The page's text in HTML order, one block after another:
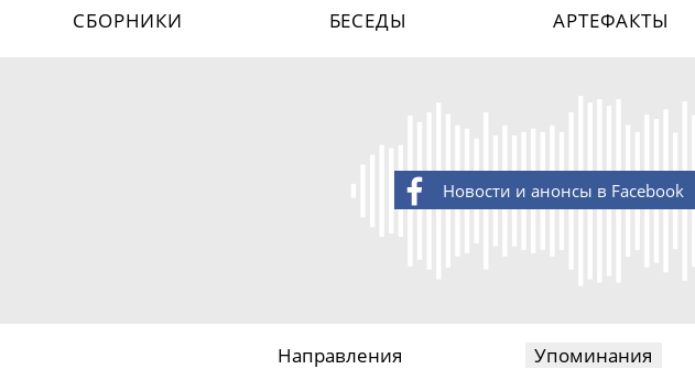
СБОРНИКИ БЕСЕДЫ АРТЕФАКТЫ
Новости и анонсы в Facebook
Направления Упоминания